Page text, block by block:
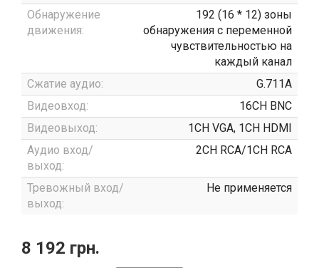
Обнаружение
движения:
192 (16 * 12) зоны
обнаружения с переменной
чувствительностью на
каждый канал
Сжатие аудио:
G.711A
Видеовход:
16CH BNC
Видеовыход:
1CH VGA, 1CH HDMI
Аудио вход/
выход:
2CH RCA/1CH RCA
Тревожный вход/
выход:
Не применяется
8 192 грн.